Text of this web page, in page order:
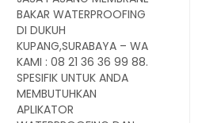
BAKAR WATERPROOFING
DI DUKUH
KUPANG,SURABAYA – WA
KAMI : 08 21 36 36 99 88.
SPESIFIK UNTUK ANDA
MEMBUTUHKAN
APLIKATOR